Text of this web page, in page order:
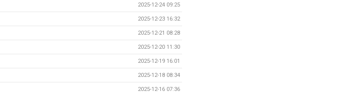
2025-12-24 09:25
2025-12-23 16:32
2025-12-21 08:28
2025-12-20 11:30
2025-12-19 16:01
2025-12-18 08:34
2025-12-16 07:36